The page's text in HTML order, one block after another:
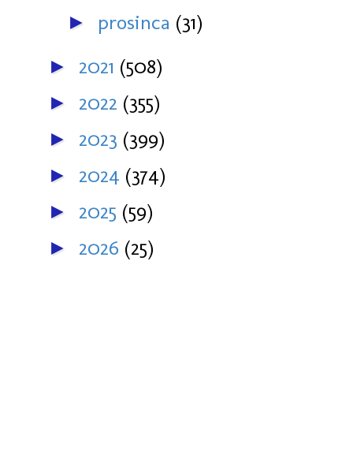
► prosinca (31)
► 2021 (508)
► 2022 (355)
► 2023 (399)
► 2024 (374)
► 2025 (59)
► 2026 (25)